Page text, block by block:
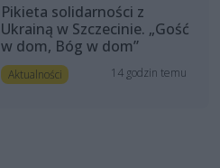
Pikieta solidarności z
Ukrainą w Szczecinie. „Gość
w dom, Bóg w dom”
Aktualności 14 godzin temu